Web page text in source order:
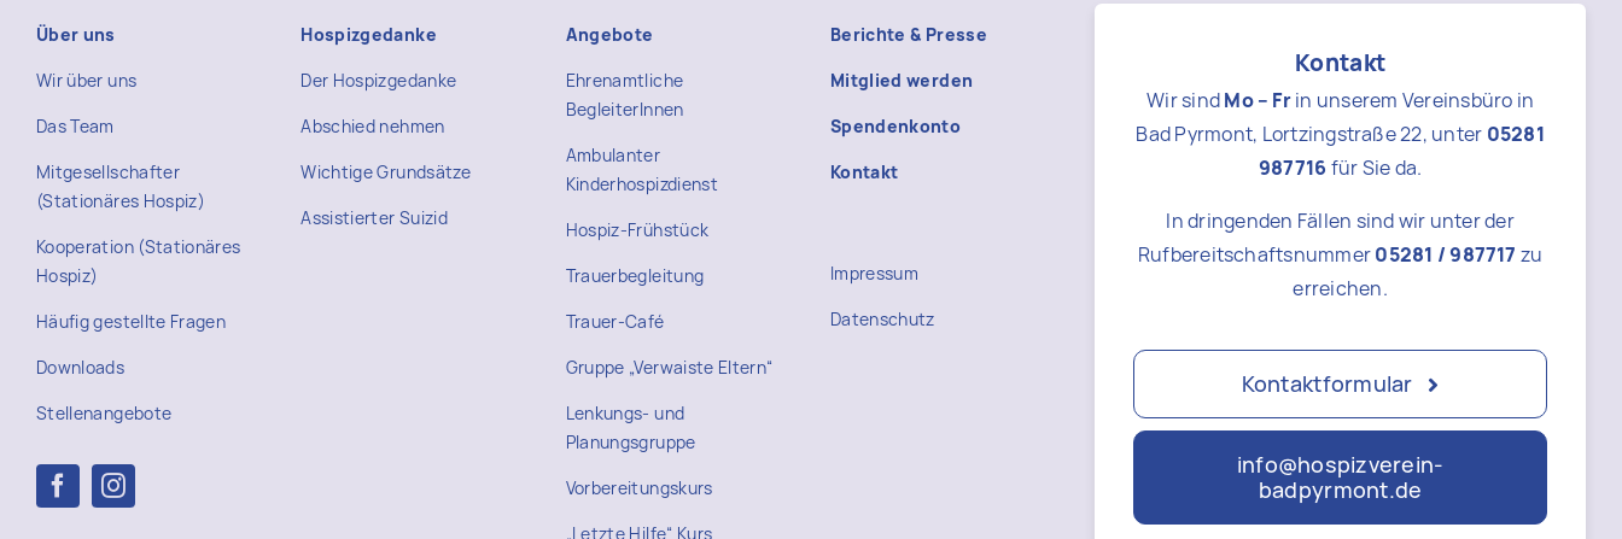
Über uns
Wir über uns
Das Team
Mitgesellschafter
(Stationäres Hospiz)
Kooperation (Stationäres
Hospiz)
Häufig gestellte Fragen
Downloads
Stellenangebote
Hospizgedanke
Der Hospizgedanke
Abschied nehmen
Wichtige Grundsätze
Assistierter Suizid
Angebote
Ehrenamtliche
BegleiterInnen
Ambulanter
Kinderhospizdienst
Hospiz-Frühstück
Trauerbegleitung
Trauer-Café
Gruppe „Verwaiste Eltern“
Lenkungs- und
Planungsgruppe
Vorbereitungskurs
„Letzte Hilfe“ Kurs
Berichte & Presse
Mitglied werden
Spendenkonto
Kontakt
Impressum
Datenschutz
Kontakt
Wir sindMo – Frin unserem Vereinsbüro in
Bad Pyrmont, Lortzingstraße 22, unter 05281
987716 für Sie da.
In dringenden Fällen sind wir unter der
Rufbereitschaftsnummer05281 / 987717 zu
erreichen.
Kontaktformular
info@hospizverein-
badpyrmont.de